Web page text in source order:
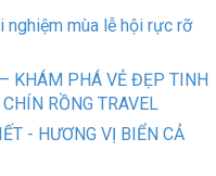
nghiệm mùa lễ hội rực rỡ
KHÁM PHÁ VẺ ĐẸP TINH
RỒNG TRAVEL
- HƯƠNG VỊ BIỂN CẢ